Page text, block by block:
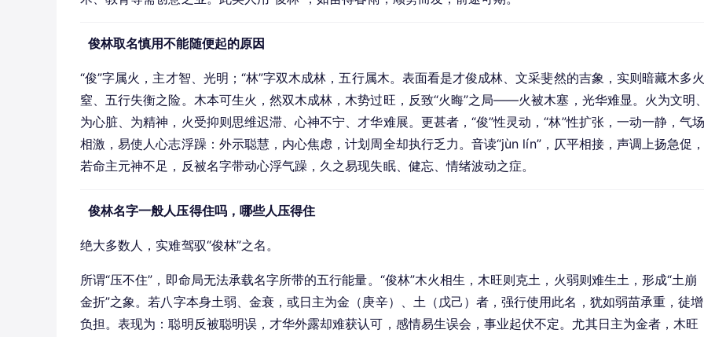
俊林取名慎用不能随便起的原因
“俊”字属火，主才智、光明；“林”字双木成林，五行属木。表面看是才俊成林、文采斐然的吉象，实则暗藏木多
窒、五行失衡之险。木本可生火，然双木成林，木势过旺，反致“火晦”之局——火被木塞，光华难显。火为文明
为心脏、为精神，火受抑则思维迟滞、心神不宁、才华难展。更甚者，“俊”性灵动，“林”性扩张，一动一静，气
相激，易使人心志浮躁：外示聪慧，内心焦虑，计划周全却执行乏力。音读“jùn lín”，仄平相接，声调上扬急促
若命主元神不足，反被名字带动心浮气躁，久之易现失眠、健忘、情绪波动之症。
俊林名字一般人压得住吗，哪些人压得住
绝大多数人，实难驾驭“俊林”之名。
所谓“压不住”，即命局无法承载名字所带的五行能量。“俊林”木火相生，木旺则克土，火弱则难生土，形成“土崩
金折”之象。若八字本身土弱、金衰，或日主为金（庚辛）、土（戊己）者，强行使用此名，犹如弱苗承重，徒增
负担。表现为：聪明反被聪明误，才华外露却难获认可，感情易生误会，事业起伏不定。尤其日主为金者，木旺